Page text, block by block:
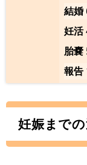
結婚
妊活
胎嚢
報告
妊娠まで